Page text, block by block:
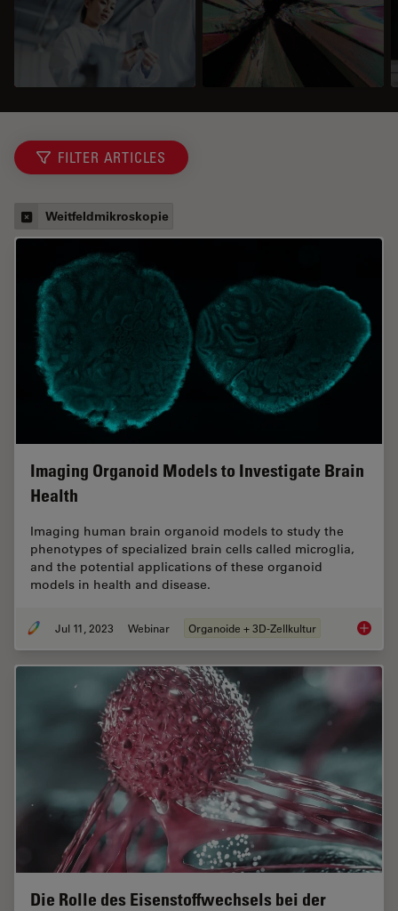
FILTER ARTICLES
Weitfeldmikroskopie
Imaging Organoid Models to Investigate Brain
Health
Imaging human brain organoid models to study the
phenotypes of specialized brain cells called microglia,
and the potential applications of these organoid
models in health and disease.
Jul 11, 2023 Webinar Organoide + 3D-Zellkultur
Die Rolle des Eisenstoffwechsels bei der